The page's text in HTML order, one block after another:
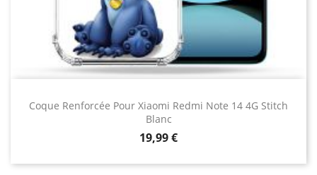
Coque Renforcée Pour Xiaomi Redmi Note 14 4G Stitch
Blanc
Prix
19,99 €